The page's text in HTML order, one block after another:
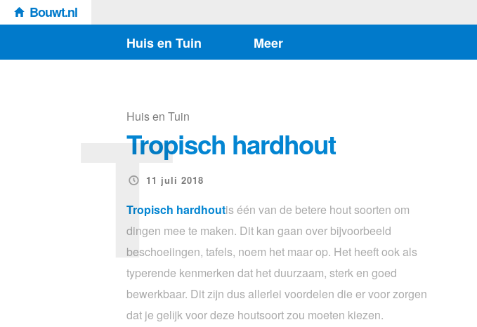
Bouwt.nl
Huis en Tuin
Meer
Huis en Tuin
Tropisch hardhout
11 juli 2018
T
Tropisch hardhoutis één van de betere hout soorten om
dingen mee te maken. Dit kan gaan over bijvoorbeeld
beschoeiingen, tafels, noem het maar op. Het heeft ook als
typerende kenmerken dat het duurzaam, sterk en goed
bewerkbaar. Dit zijn dus allerlei voordelen die er voor zorgen
dat je gelijk voor deze houtsoort zou moeten kiezen.